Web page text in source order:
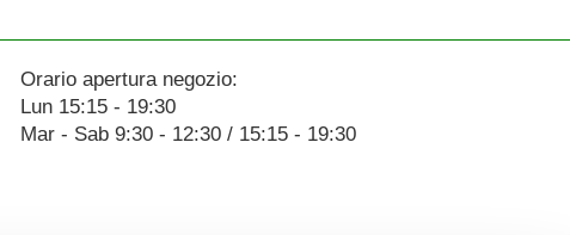
Orario apertura negozio:
Lun 15:15 - 19:30
Mar - Sab 9:30 - 12:30 / 15:15 - 19:30